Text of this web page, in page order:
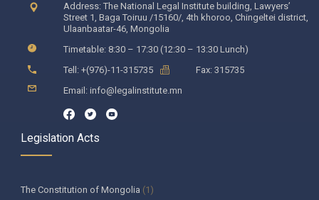
Address: The National Legal Institute building, Lawyers’
Street 1, Baga Toiruu /15160/, 4th khoroo, Chingeltei district,
Ulaanbaatar-46, Mongolia
Timetable: 8:30 – 17:30 (12:30 – 13:30 Lunch)
Tell: +(976)-11-315735
Fax: 315735
Email: info@legalinstitute.mn
Legislation Acts
The Constitution of Mongolia (1)